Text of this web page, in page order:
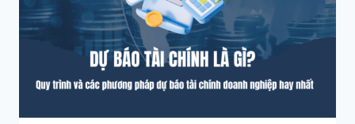
ĐÔI
SỐNG
CÒN
CHO